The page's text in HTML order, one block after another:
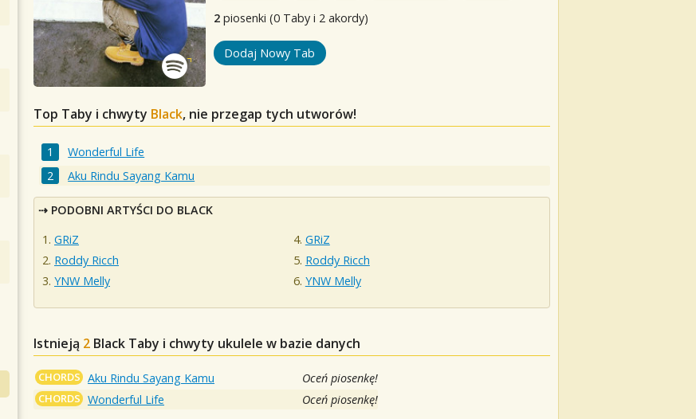
2 piosenki (0 Taby i 2 akordy)
Dodaj Nowy Tab
Top Taby i chwyty Black, nie przegap tych utworów!
Wonderful Life
Aku Rindu Sayang Kamu
PODOBNI ARTYŚCI DO BLACK
GRiZ
Roddy Ricch
YNW Melly
GRiZ
Roddy Ricch
YNW Melly
Istnieją 2 Black Taby i chwyty ukulele w bazie danych
CHORDS Aku Rindu Sayang Kamu Oceń piosenkę!
CHORDS Wonderful Life Oceń piosenkę!